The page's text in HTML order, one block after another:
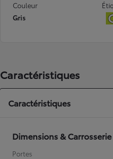
Couleur
Gris
Caractéristiques
Caractéristiques
Dimensions & Carrosserie
Portes